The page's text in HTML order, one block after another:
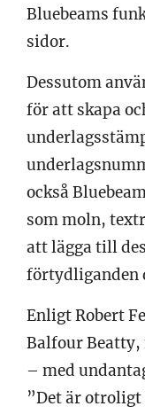
Bluebeams
sidor.
Dessutom
för att skapa
också
som moln,
att lägga till
förtydliganden
Enligt Robert
Balfour
– med
”Det är